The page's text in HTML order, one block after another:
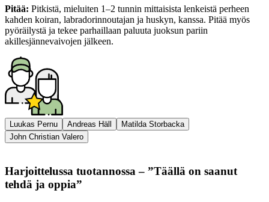
Pitää: Pitkistä, mieluiten 1–2 tunnin mittaisista lenkeistä perheen
kahden koiran, labradorinnoutajan ja huskyn, kanssa. Pitää myös
pyöräilystä ja tekee parhaillaan paluuta juoksun pariin
akillesjännevaivojen jälkeen.
Luukas Pernu Andreas Häll
Matilda Storbacka
John Christian Valero
Harjoittelussa tuotannossa – ”Täällä on saanut
tehdä ja oppia”